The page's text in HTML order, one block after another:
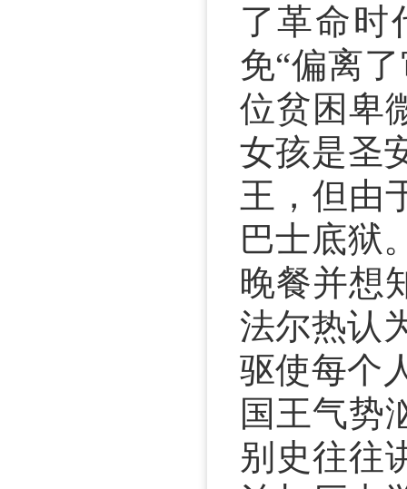
了革命时
免“偏离
位贫困卑
女孩是圣
王，但由
巴士底狱
晚餐并想
法尔热认
驱使每个
国王气势
别史往往